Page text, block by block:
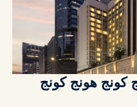
كونج هونج كونج